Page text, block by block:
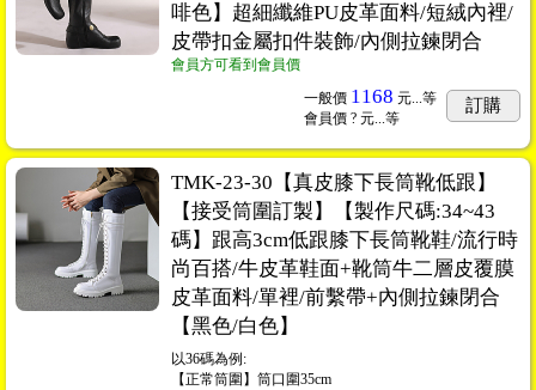
啡色】超細纖維PU皮革面料/短絨內裡/
皮帶扣金屬扣件裝飾/內側拉鍊閉合
會員方可看到會員價
一般價 1168 元...等
會員價 ? 元...等
訂購
TMK-23-30【真皮膝下長筒靴低跟】
【接受筒圍訂製】【製作尺碼:34~43
碼】跟高3cm低跟膝下長筒靴鞋/流行時
尚百搭/牛皮革鞋面+靴筒牛二層皮覆膜
皮革面料/單裡/前繫帶+內側拉鍊閉合
【黑色/白色】
以36碼為例:
【正常筒圍】筒口圍35cm